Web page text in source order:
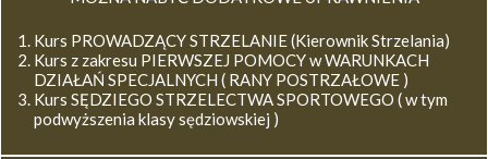
Kurs PROWADZĄCY STRZELANIE (Kierownik Strzelania)
Kurs z zakresu PIERWSZEJ POMOCY w WARUNKACH
DZIAŁAŃ SPECJALNYCH ( RANY POSTRZAŁOWE )
Kurs SĘDZIEGO STRZELECTWA SPORTOWEGO ( w tym
podwyższenia klasy sędziowskiej )